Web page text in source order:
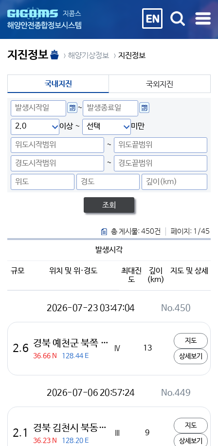
지진정보 해양기상정보 지진정보
국내지진 국외지진
~
이상 ~
미만
~
~
조회
총 게시물: 450건 페이지: 1/45
발생시각
규모 위치 및 위·경도
최대진
도
깊이
(km)
지도 및 상세
2026-07-23 03:47:04 No.450
2.6 경북 예천군 북쪽 1km 지역
36.66 N 128.44 E
Ⅳ 13
지도
상세보기
2026-07-06 20:57:24 No.449
2.1 경북 김천시 북동쪽 13km 지역
36.23 N 128.20 E
9
지도
상세보기